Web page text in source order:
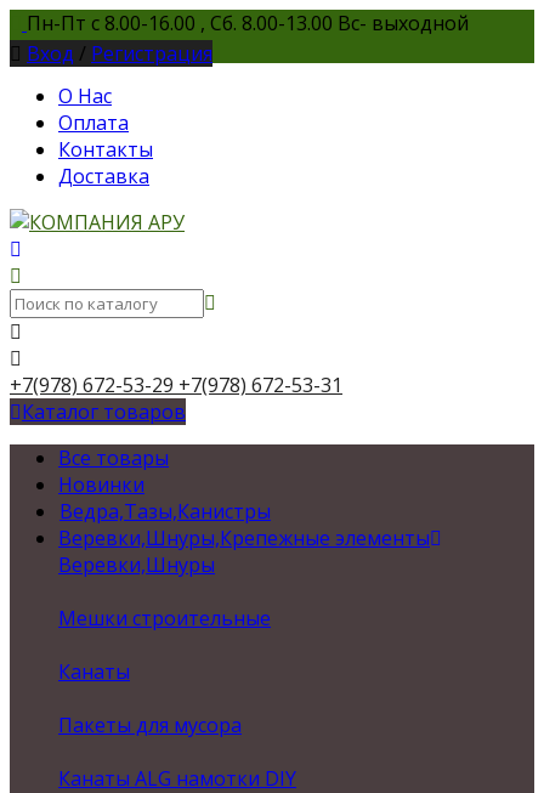
Пн-Пт с 8.00-16.00 , Сб. 8.00-13.00 Вс- выходной
Вход / Регистрация
О Нас
Оплата
Контакты
Доставка
+7(978) 672-53-29 +7(978) 672-53-31
Каталог товаров
Все товары
Новинки
Ведра,Тазы,Канистры
Веревки,Шнуры,Крепежные элементы
Веревки,Шнуры
Мешки строительные
Канаты
Пакеты для мусора
Канаты ALG намотки DIY